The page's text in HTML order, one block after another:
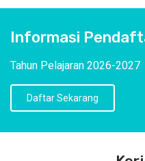
Informasi
Tahun Pelajaran 2026-2027
Daftar Sekarang